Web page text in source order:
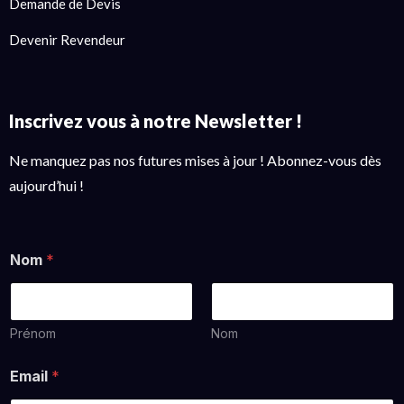
Demande de Devis
Devenir Revendeur
Inscrivez vous à notre Newsletter !
Ne manquez pas nos futures mises à jour ! Abonnez-vous dès
aujourd’hui !
Nom *
Prénom Nom
Email *